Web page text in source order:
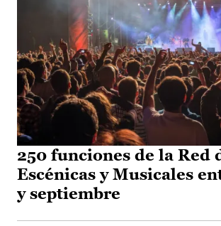
250 funciones de la Red
Escénicas y Musicales
y septiembre